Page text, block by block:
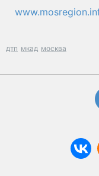
дтп мкад москва